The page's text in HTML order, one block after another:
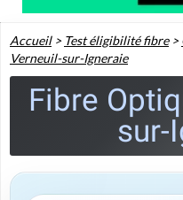
Accueil> Test éligibilité fibre>
Verneuil-sur-Igneraie
Fibre
sur-